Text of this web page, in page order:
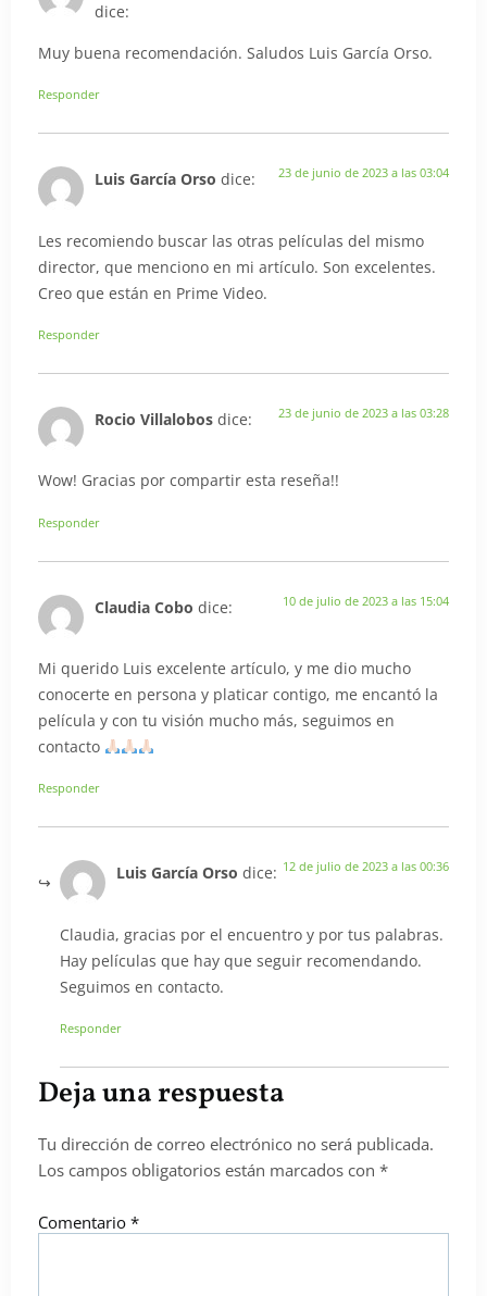
dice:
Muy buena recomendación. Saludos Luis García Orso.
Responder
Luis García Orso dice: 23 de junio de 2023 a las 03:04
Les recomiendo buscar las otras películas del mismo
director, que menciono en mi artículo. Son excelentes.
Creo que están en Prime Video.
Responder
Rocio Villalobos dice: 23 de junio de 2023 a las 03:28
Wow! Gracias por compartir esta reseña!!
Responder
Claudia Cobo dice: 10 de julio de 2023 a las 15:04
Mi querido Luis excelente artículo, y me dio mucho
conocerte en persona y platicar contigo, me encantó la
película y con tu visión mucho más, seguimos en
contacto
Responder
Luis García Orso dice: 12 de julio de 2023 a las 00:36
Claudia, gracias por el encuentro y por tus palabras.
Hay películas que hay que seguir recomendando.
Seguimos en contacto.
Responder
Deja una respuesta
Tu dirección de correo electrónico no será publicada.
Los campos obligatorios están marcados con *
Comentario *